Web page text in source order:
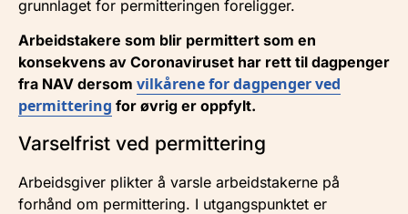
grunnlaget for permitteringen foreligger.
Arbeidstakere som blir permittert som en
konsekvens av Coronaviruset har rett til dagpenger
fra NAV dersom vilkårene for dagpenger ved
permittering for øvrig er oppfylt.
Varselfrist ved permittering
Arbeidsgiver plikter å varsle arbeidstakerne på
forhånd om permittering. I utgangspunktet er